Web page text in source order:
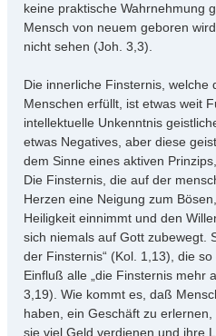
keine praktische Wahrnehmung
Mensch von neuem geboren
nicht sehen (Joh. 3,3).
Die innerliche Finsternis, welche
Menschen erfüllt, ist etwas weit
intellektuelle Unkenntnis
etwas Negatives, aber diese
dem Sinne eines aktiven
Die Finsternis, die auf der
Herzen eine Neigung zum
Heiligkeit einnimmt und den
sich niemals auf Gott zubewegt.
der Finsternis“ (Kol. 1,13), die
Einfluß alle „die Finsternis mehr
3,19). Wie kommt es, daß
haben, ein Geschäft zu
sie viel Geld verdienen und ihre